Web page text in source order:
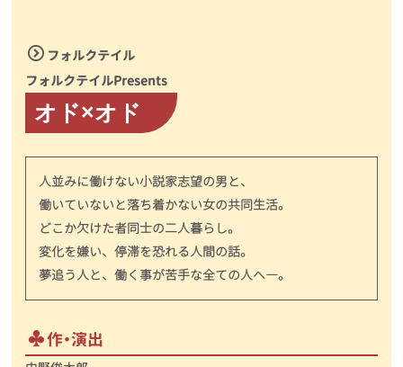
フォルクテイル
フォルクテイルPresents
オド×オド
人並みに働けない小説家志望の男と、
働いていないと落ち着かない女の共同生活。
どこか欠けた者同士の二人暮らし。
変化を嫌い、停滞を恐れる人間の話。
夢追う人と、働く事が苦手な全ての人へ―。
作・演出